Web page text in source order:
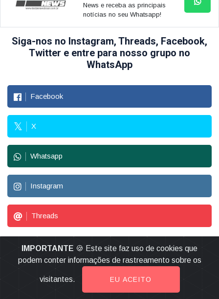
News e receba as principais
notícias no seu Whatsapp!
Siga-nos no Instagram, Threads, Facebook,
Twitter e entre para nosso grupo no
WhatsApp
Facebook
X
Whatsapp
Instagram
Threads
LEIA TAMBÉM
DN
IMPORTANTE 🍪 Este site faz uso de cookies que
podem conter informações de rastreamento sobre os
visitantes. EU ACEITO